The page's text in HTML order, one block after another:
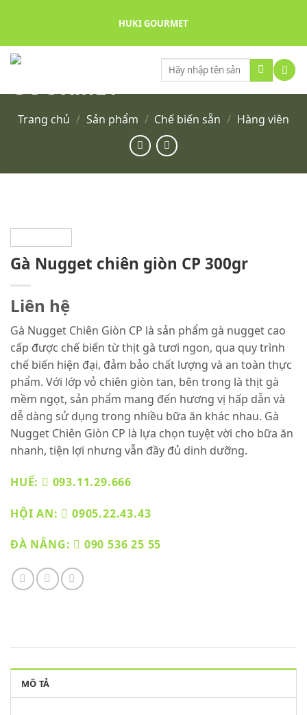
HUKI GOURMET
Tìm
kiếm:
Trang chủ / Sản phẩm / Chế biến sẵn / Hàng viên
Gà Nugget chiên giòn CP 300gr
Liên hệ
Gà Nugget Chiên Giòn CP là sản phẩm gà nugget cao
cấp được chế biến từ thịt gà tươi ngon, qua quy trình
chế biến hiện đại, đảm bảo chất lượng và an toàn thực
phẩm. Với lớp vỏ chiên giòn tan, bên trong là thịt gà
mềm ngọt, sản phẩm mang đến hương vị hấp dẫn và
dễ dàng sử dụng trong nhiều bữa ăn khác nhau. Gà
Nugget Chiên Giòn CP là lựa chọn tuyệt vời cho bữa ăn
nhanh, tiện lợi nhưng vẫn đầy đủ dinh dưỡng.
HUẾ: 093.11.29.666
HỘI AN: 0905.22.43.43
ĐÀ NẴNG: 090 536 25 55
MÔ TẢ